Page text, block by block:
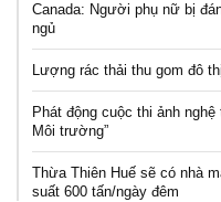
Canada: Người phụ nữ bị
ngủ
Lượng rác thải thu gom đô
Phát động cuộc thi ảnh
Môi trường”
Thừa Thiên Huế sẽ có nhà
suất 600 tấn/ngày đêm